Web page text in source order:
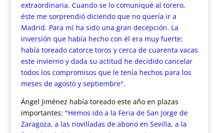
extraordinaria. Cuando se lo comuniqué al torero,
éste me sorprendió diciendo que no quería ir a
Madrid. Para mí ha sido una gran decepción. La
inversión que había hecho con él era muy fuerte:
había toreado catorce toros y cerca de cuarenta vacas
este invierno y dada su actitud he decidido cancelar
todos los compromisos que le tenía hechos para los
meses de agosto y septiembre".
Ángel Jiménez había toreado este año en plazas
importantes: "Hemos ido a la Feria de San Jorge de
Zaragoza, a las novilladas de abono en Sevilla, a la